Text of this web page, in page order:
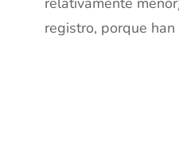
registro, porque